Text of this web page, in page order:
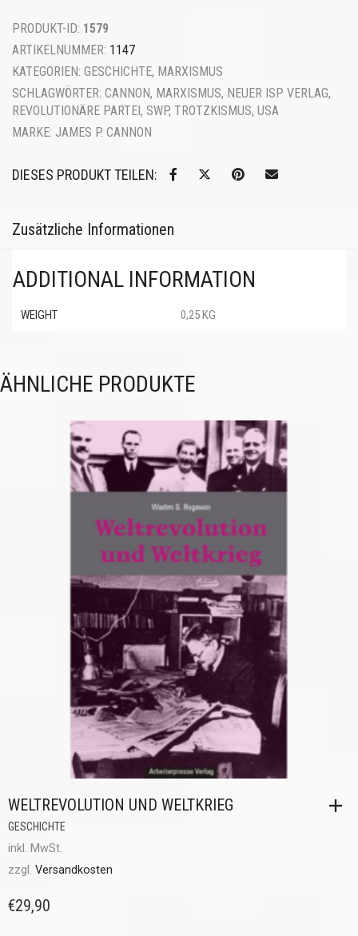
PRODUKT-ID: 1579
ARTIKELNUMMER: 1147
KATEGORIEN: GESCHICHTE, MARXISMUS
SCHLAGWÖRTER: CANNON, MARXISMUS, NEUER ISP VERLAG,
REVOLUTIONÄRE PARTEI, SWP, TROTZKISMUS, USA
MARKE: JAMES P. CANNON
DIESES PRODUKT TEILEN:
Zusätzliche Informationen
ADDITIONAL INFORMATION
WEIGHT 0,25 KG
ÄHNLICHE PRODUKTE
WELTREVOLUTION UND WELTKRIEG
GESCHICHTE
inkl. MwSt.
zzgl. Versandkosten
€29,90